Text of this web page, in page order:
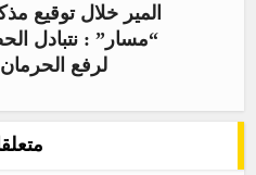
المير خلال توقيع
“مسار” : نتبادل
لرفع